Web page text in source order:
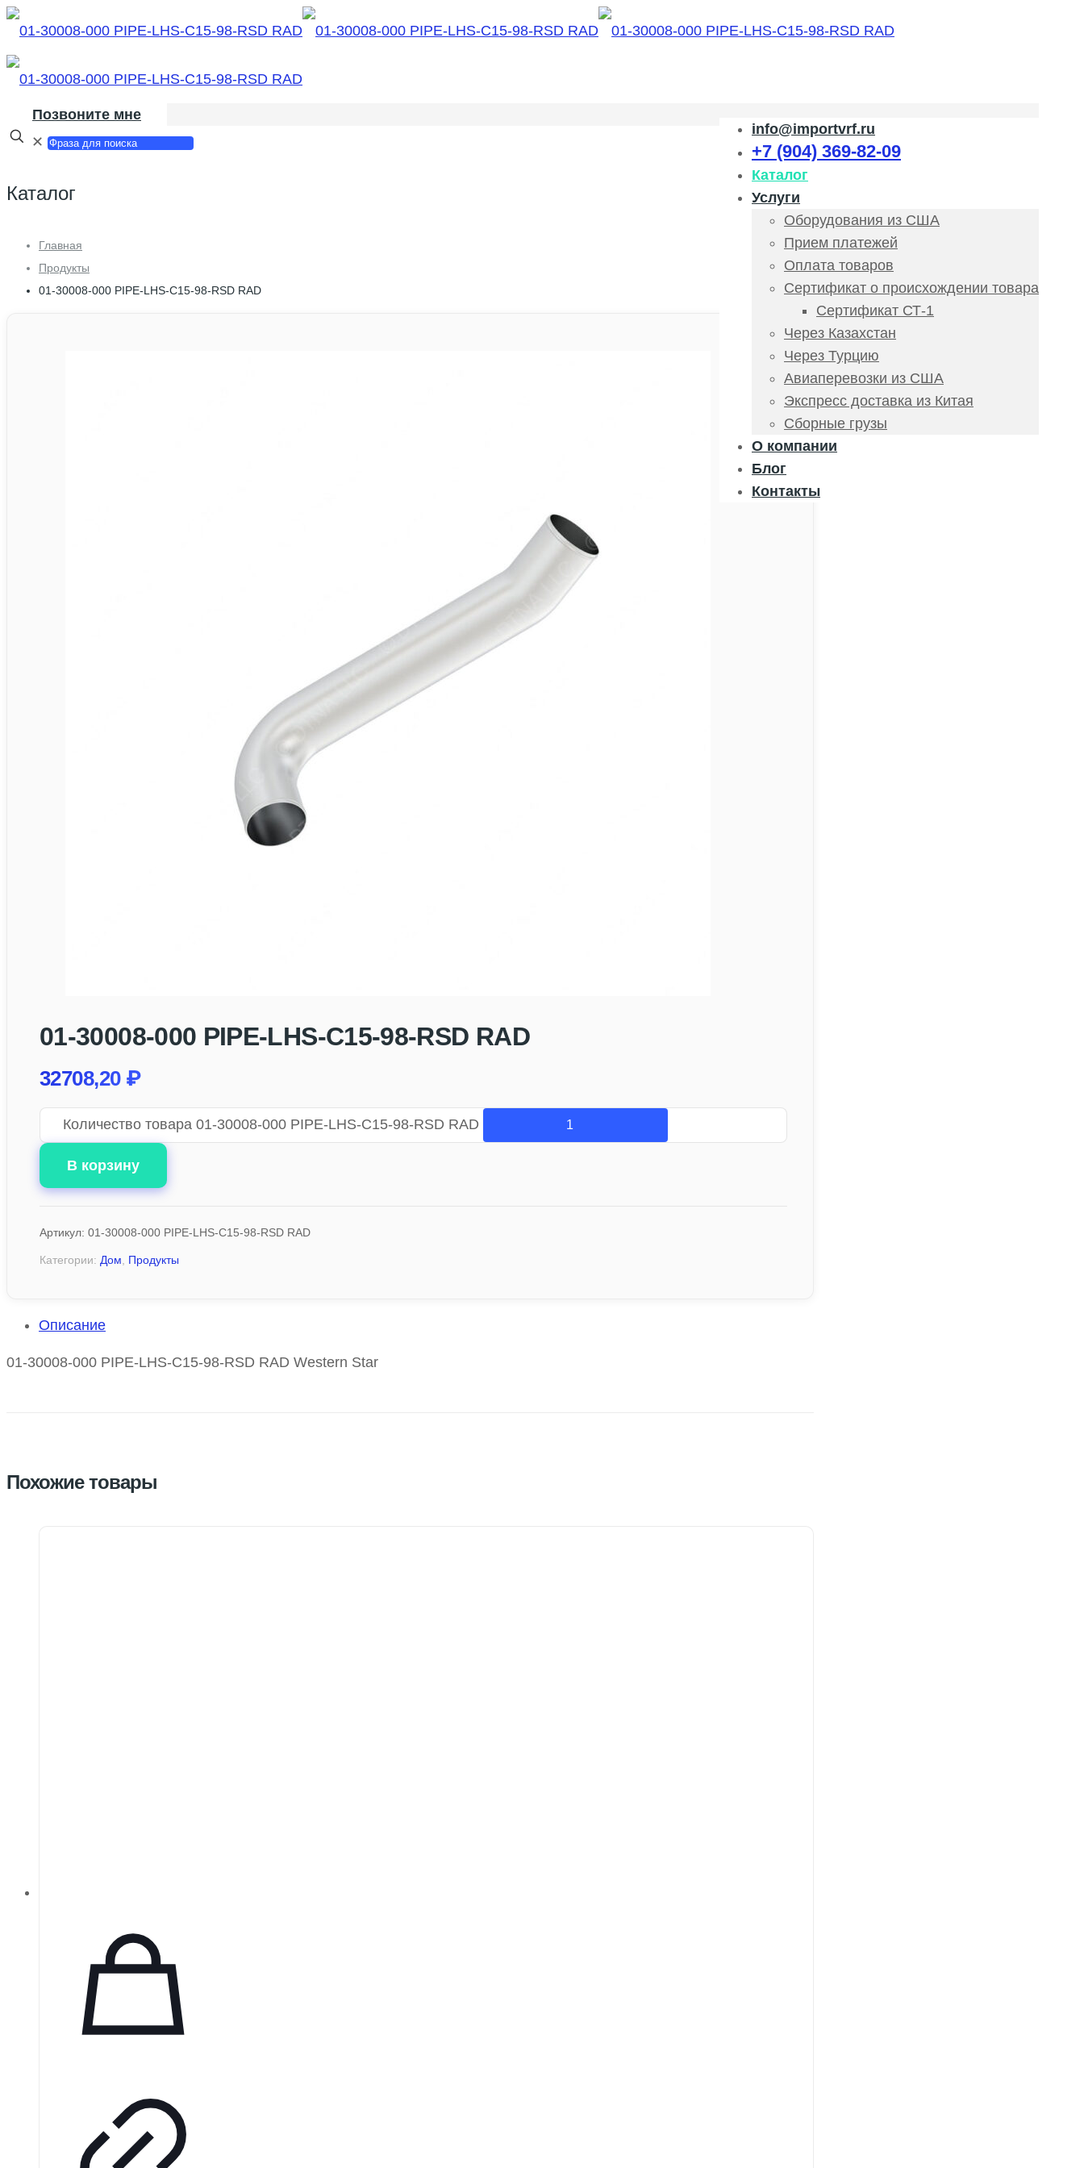
info@importvrf.ru
+7 (904) 369-82-09
Каталог
Услуги
Оборудования из США
Прием платежей
Оплата товаров
Сертификат о происхождении товара
Сертификат СТ-1
Через Казахстан
Через Турцию
Авиаперевозки из США
Экспресс доставка из Китая
Сборные грузы
О компании
Блог
Контакты
Позвоните мне
✕
Каталог
Главная
Продукты
01-30008-000 PIPE-LHS-C15-98-RSD RAD
01-30008-000 PIPE-LHS-C15-98-RSD RAD
32708,20 ₽
Количество товара 01-30008-000 PIPE-LHS-C15-98-RSD RAD
В корзину
Артикул: 01-30008-000 PIPE-LHS-C15-98-RSD RAD
Категории: Дом, Продукты
Описание
01-30008-000 PIPE-LHS-C15-98-RSD RAD Western Star
Похожие товары